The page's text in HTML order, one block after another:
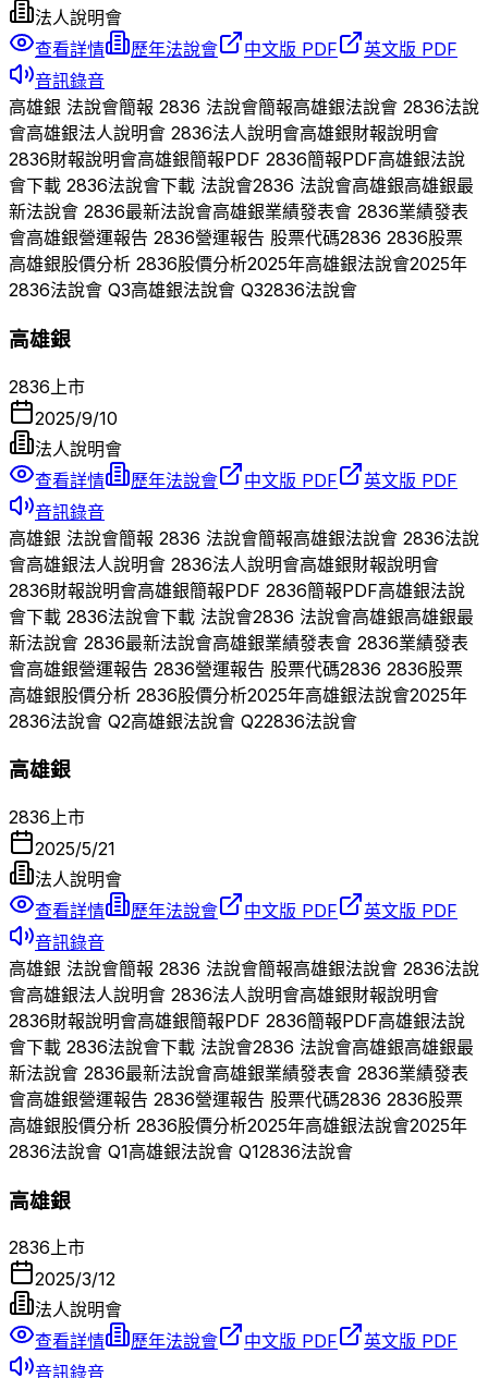
法人說明會
查看詳情
歷年法說會 中文版 PDF
英文版 PDF
音訊錄音
高雄銀 法說會簡報 2836 法說會簡報高雄銀法說會 2836法說
會高雄銀法人說明會 2836法人說明會高雄銀財報說明會
2836財報說明會高雄銀簡報PDF 2836簡報PDF高雄銀法說
會下載 2836法說會下載 法說會2836 法說會高雄銀高雄銀最
新法說會 2836最新法說會高雄銀業績發表會 2836業績發表
會高雄銀營運報告 2836營運報告 股票代碼2836 2836股票
高雄銀股價分析 2836股價分析2025年高雄銀法說會2025年
2836法說會 Q3高雄銀法說會 Q32836法說會
高雄銀
2836 上市
2025/9/10
法人說明會
查看詳情
歷年法說會 中文版 PDF
英文版 PDF
音訊錄音
高雄銀 法說會簡報 2836 法說會簡報高雄銀法說會 2836法說
會高雄銀法人說明會 2836法人說明會高雄銀財報說明會
2836財報說明會高雄銀簡報PDF 2836簡報PDF高雄銀法說
會下載 2836法說會下載 法說會2836 法說會高雄銀高雄銀最
新法說會 2836最新法說會高雄銀業績發表會 2836業績發表
會高雄銀營運報告 2836營運報告 股票代碼2836 2836股票
高雄銀股價分析 2836股價分析2025年高雄銀法說會2025年
2836法說會 Q2高雄銀法說會 Q22836法說會
高雄銀
2836 上市
2025/5/21
法人說明會
查看詳情
歷年法說會 中文版 PDF
英文版 PDF
音訊錄音
高雄銀 法說會簡報 2836 法說會簡報高雄銀法說會 2836法說
會高雄銀法人說明會 2836法人說明會高雄銀財報說明會
2836財報說明會高雄銀簡報PDF 2836簡報PDF高雄銀法說
會下載 2836法說會下載 法說會2836 法說會高雄銀高雄銀最
新法說會 2836最新法說會高雄銀業績發表會 2836業績發表
會高雄銀營運報告 2836營運報告 股票代碼2836 2836股票
高雄銀股價分析 2836股價分析2025年高雄銀法說會2025年
2836法說會 Q1高雄銀法說會 Q12836法說會
高雄銀
2836上市
2025/3/12
法人說明會
查看詳情
歷年法說會 中文版 PDF
英文版 PDF
音訊錄音